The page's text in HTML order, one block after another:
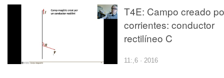
que circula una
T4E: Campo creado
corrientes: conductor
rectilíneo C
11:,6 · 2016